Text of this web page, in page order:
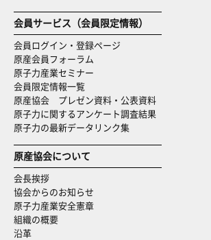
会員サービス（会員限定情報）
会員ログイン・登録ページ
原産会員フォーラム
原子力産業セミナー
会員限定情報一覧
原産協会 プレゼン資料・公表資料
原子力に関するアンケート調査結果
原子力の最新データリンク集
原産協会について
会長挨拶
協会からのお知らせ
原子力産業安全憲章
組織の概要
沿革